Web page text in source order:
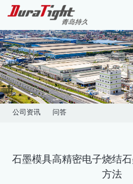
公司资讯 问答
石墨模具高精密电子烧结
方法